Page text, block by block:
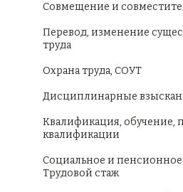
Совмещение и
Перевод, изменение
труда
Охрана труда, СОУТ
Дисциплинарные
Квалификация, обучение,
квалификации
Социальное и
Трудовой стаж